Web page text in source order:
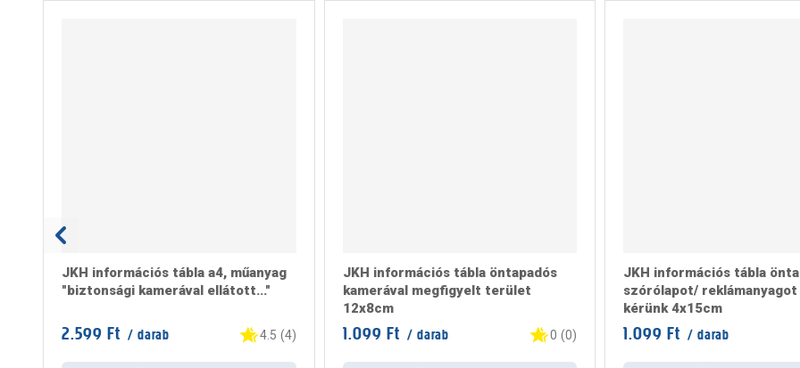
JKH információs tábla a4, műanyag
"biztonsági kamerával ellátott..."
2.599 Ft / darab 4.5 (4)
JKH információs tábla öntapadós
kamerával megfigyelt terület
12x8cm
1.099 Ft / darab 0 (0)
JKH információs tábla
szórólapot/ reklámanyagot
kérünk 4x15cm
1.099 Ft / darab